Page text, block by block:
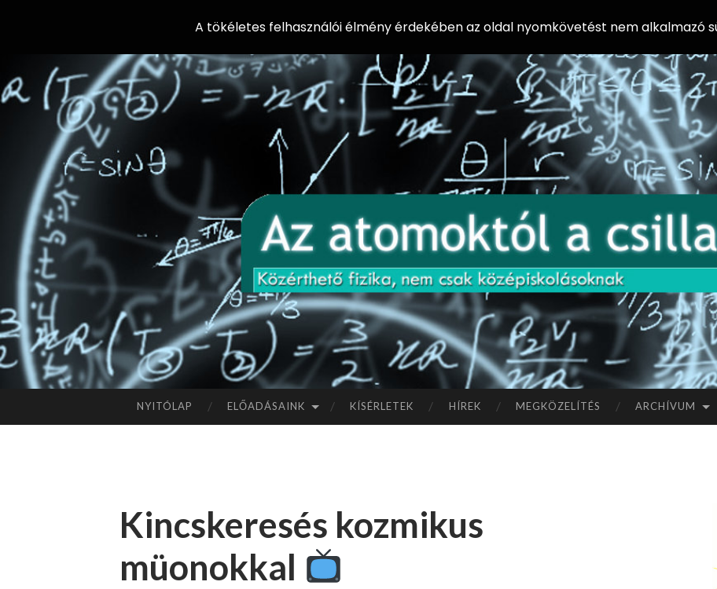
AZ
AT
OM
OK
TÓ
L A
Előadássorozat
középiskolásoknak
az ELTE
Természettudományi
Kar Fizikai
Intézetében
A
NYITÓLAP ELŐADÁSAINK KÍSÉRLETEK HÍREK MEGKÖZELÍTÉS ARCHÍVUM
Kincskeresés kozmikus
müonokkal
A tökéletes felhasználói élmény érdekében az oldal nyomkövetést nem alkalmazó